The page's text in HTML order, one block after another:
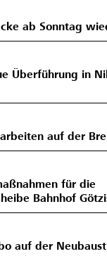
ab Sonntag
Überführung in
auf der
für die
Bahnhof
auf der